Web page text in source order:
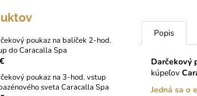
poukaz na balíček 2-hod.
do Caracalla Spa
poukaz na 3-hod. vstup
sveta Caracalla Spa
Popis
Darčekový
kúpeľov
Jedná sa o